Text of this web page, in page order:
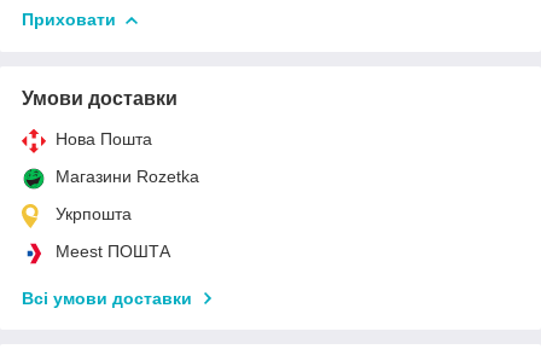
Приховати
Умови доставки
Нова Пошта
Магазини Rozetka
Укрпошта
Meest ПОШТА
Всі умови доставки